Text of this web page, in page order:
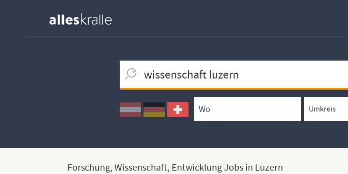
Ortssuche
Umkreissuche
Arbeitsform
Forschung, Wissenschaft, Entwicklung Jobs in Luzern